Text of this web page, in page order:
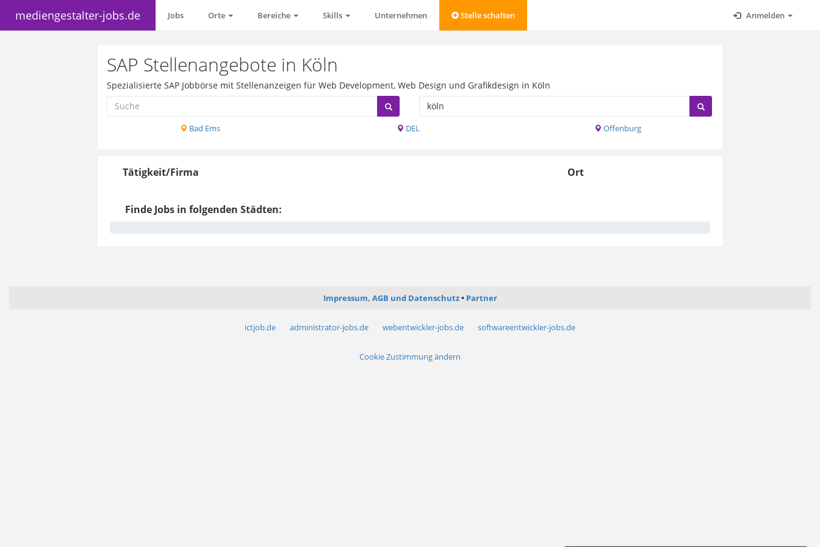
mediengestalter-jobs.de Jobs Orte Bereiche Skills Unternehmen Stelle schalten Anmelden
SAP Stellenangebote in Köln
Spezialisierte SAP Jobbörse mit Stellenanzeigen für Web Development, Web Design und Grafikdesign in Köln
Bad Ems DEL Offenburg
Tätigkeit/Firma Ort
Finde Jobs in folgenden Städten:
Impressum, AGB und Datenschutz Partner
ictjob.de administrator-jobs.de webentwickler-jobs.de softwareentwickler-jobs.de
Cookie Zustimmung ändern